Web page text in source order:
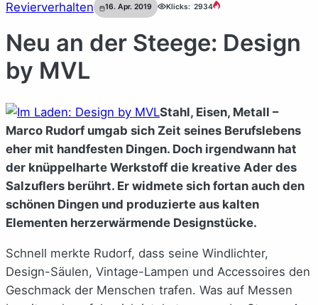
Revierverhalten 16. Apr. 2019 Klicks: 2934
Neu an der Steege: Design
by MVL
Stahl, Eisen, Metall –
Marco Rudorf umgab sich Zeit seines Berufslebens
eher mit handfesten Dingen. Doch irgendwann hat
der knüppelharte Werkstoff die kreative Ader des
Salzuflers berührt. Er widmete sich fortan auch den
schönen Dingen und produzierte aus kalten
Elementen herzerwärmende Designstücke.
Schnell merkte Rudorf, dass seine Windlichter,
Design-Säulen, Vintage-Lampen und Accessoires den
Geschmack der Menschen trafen. Was auf Messen